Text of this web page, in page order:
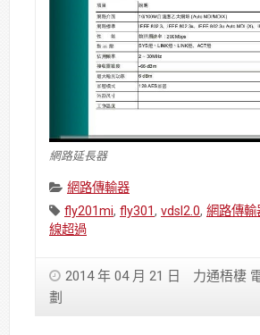
網路延長器
Categories:
網路傳輸器
Tags:
fly201mi, fly301, vdsl2.0, 網路傳輸
線超過
2014 年 04 月 21 日
力通梧棲
劃